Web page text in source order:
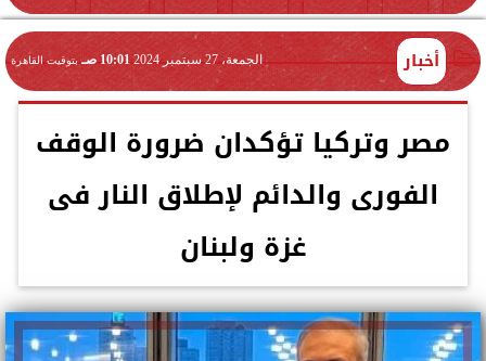
أخبار الجمعة، 27 سبتمبر 2024 10:01 صـ بتوقيت القاهرة
مصر وتركيا تؤكدان ضرورة الوقف
‏الفورى والدائم لإطلاق النار فى
غزة ولبنان